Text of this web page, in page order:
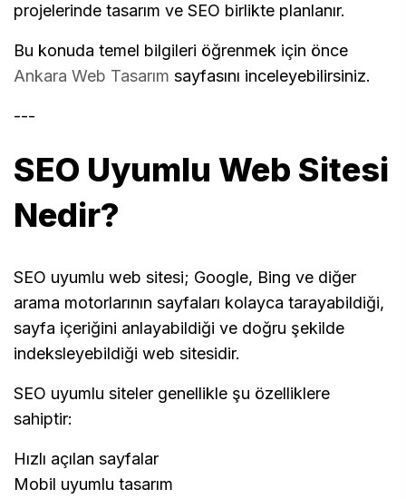
projelerinde tasarım ve SEO birlikte planlanır.
Bu konuda temel bilgileri öğrenmek için önce
Ankara Web Tasarım sayfasını inceleyebilirsiniz.
---
SEO Uyumlu Web Sitesi
Nedir?
SEO uyumlu web sitesi; Google, Bing ve diğer
arama motorlarının sayfaları kolayca tarayabildiği,
sayfa içeriğini anlayabildiği ve doğru şekilde
indeksleyebildiği web sitesidir.
SEO uyumlu siteler genellikle şu özelliklere
sahiptir:
Hızlı açılan sayfalar
Mobil uyumlu tasarım